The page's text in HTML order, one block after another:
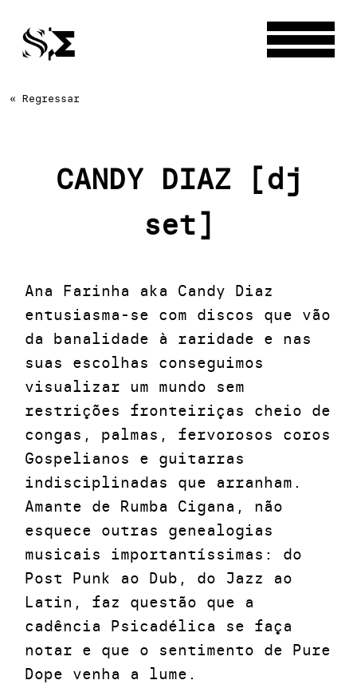
« Regressar
CANDY DIAZ [dj
set]
Ana Farinha aka Candy Diaz
entusiasma-se com discos que vão
da banalidade à raridade e nas
suas escolhas conseguimos
visualizar um mundo sem
restrições fronteiriças cheio de
congas, palmas, fervorosos coros
Gospelianos e guitarras
indisciplinadas que arranham.
Amante de Rumba Cigana, não
esquece outras genealogias
musicais importantíssimas: do
Post Punk ao Dub, do Jazz ao
Latin, faz questão que a
cadência Psicadélica se faça
notar e que o sentimento de Pure
Dope venha a lume .